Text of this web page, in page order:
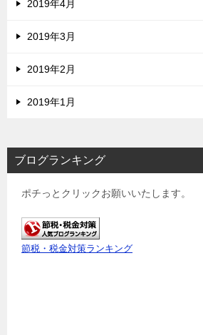
2019年4月
2019年3月
2019年2月
2019年1月
ブログランキング
ポチっとクリックお願いいたします。
節税・税金対策ランキング